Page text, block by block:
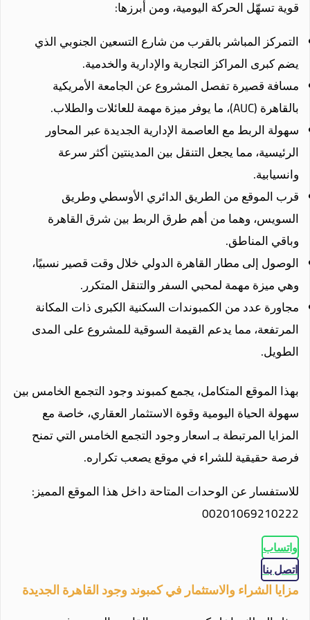
قوية تسهّل الحركة اليومية، ومن أبرزها:
التمركز المباشر بالقرب من شارع التسعين الجنوبي الذي
يضم كبرى المراكز التجارية والإدارية والخدمية.
مسافة قصيرة تفصل المشروع عن الجامعة الأمريكية
بالقاهرة (AUC)، ما يوفر ميزة مهمة للعائلات والطلاب.
سهولة الربط مع العاصمة الإدارية الجديدة عبر المحاور
الرئيسية، مما يجعل التنقل بين المدينتين أكثر سرعة
وانسيابية.
قرب الموقع من الطريق الدائري الأوسطي وطريق
السويس، وهما من أهم طرق الربط بين شرق القاهرة
وباقي المناطق.
الوصول إلى مطار القاهرة الدولي خلال وقت قصير نسبيًا،
وهي ميزة مهمة لمحبي السفر والتنقل المتكرر.
مجاورة عدد من الكمبوندات السكنية الكبرى ذات المكانة
المرتفعة، مما يدعم القيمة السوقية للمشروع على المدى
الطويل.
بهذا الموقع المتكامل، يجمع كمبوند وجود التجمع الخامس بين
سهولة الحياة اليومية وقوة الاستثمار العقاري، خاصة مع
المزايا المرتبطة بـ اسعار وجود التجمع الخامس التي تمنح
فرصة حقيقية للشراء في موقع يصعب تكراره.
للاستفسار عن الوحدات المتاحة داخل هذا الموقع المميز:
00201069210222
واتساب
اتصل بنا
مزايا الشراء والاستثمار في كمبوند وجود القاهرة الجديدة